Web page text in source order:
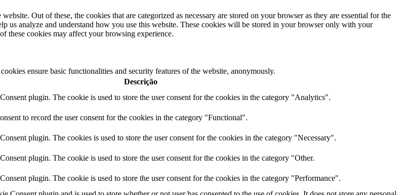
Out of these, the cookies that are categorized as necessary are stored on your browser as they are essential for the
us analyze and understand how you use this website. These cookies will be stored in your browser only with your
these cookies may affect your browsing experience.
ensure basic functionalities and security features of the website, anonymously.
Descrição
plugin. The cookie is used to store the user consent for the cookies in the category "Analytics".
to record the user consent for the cookies in the category "Functional".
plugin. The cookies is used to store the user consent for the cookies in the category "Necessary".
plugin. The cookie is used to store the user consent for the cookies in the category "Other.
plugin. The cookie is used to store the user consent for the cookies in the category "Performance".